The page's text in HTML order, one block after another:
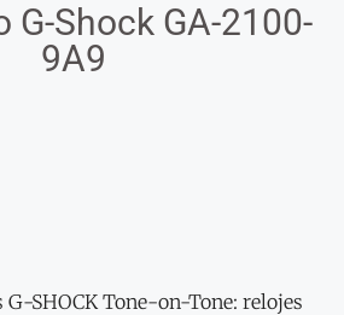
G-Shock GA-2100-
9A9
SHOCK Tone-on-Tone: relojes